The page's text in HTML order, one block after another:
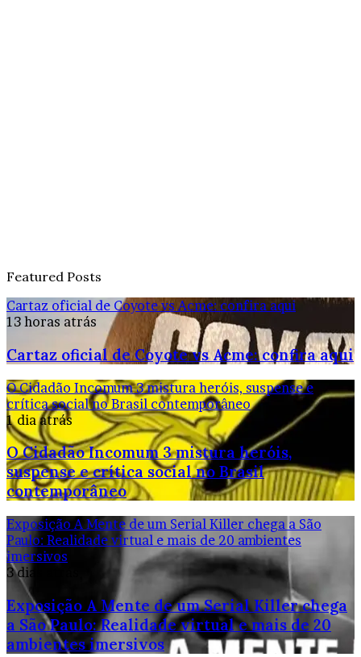
Featured Posts
Cartaz oficial de Coyote vs Acme: confira aqui
13 horas atrás
Cartaz oficial de Coyote vs Acme: confira aqui
O Cidadão Incomum 3 mistura heróis, suspense e
crítica social no Brasil contemporâneo
1 dia atrás
O Cidadão Incomum 3 mistura heróis,
suspense e crítica social no Brasil
contemporâneo
Exposição A Mente de um Serial Killer chega a São
Paulo: Realidade virtual e mais de 20 ambientes
imersivos
3 dias atrás
Exposição A Mente de um Serial Killer chega
a São Paulo: Realidade virtual e mais de 20
ambientes imersivos